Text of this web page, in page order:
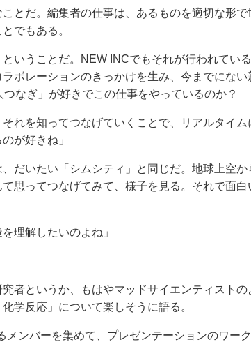
とだ。編集者の仕事は、あるものを適切な形で
でもある。
いうことだ。NEW INCでもそれが行われている
ボレーションのきっかけを生み、今までにない
なぎ」が好きでこの仕事をやっているのか？
れを知ってつなげていくことで、リアルタイム
が好きね」
だいたい「シムシティ」と同じだ。地球上空か
思ってつなげてみて、様子を見る。それで面白
理解したいのよね」
者というか、もはやマッドサイエンティストの
学反応」について楽しそうに語る。
ンバーを集めて、プレゼンテーションのワー